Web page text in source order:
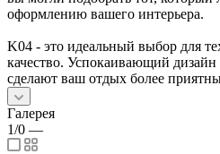
оформлению вашего интерьера.
K04 - это идеальный выбор для
качество. Успокаивающий
сделают ваш отдых более
Галерея
1/0 —